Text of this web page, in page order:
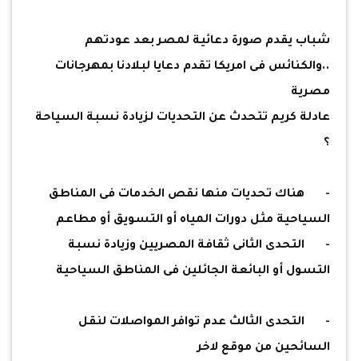
شباب يقدم صورة دعائية لمصر بعد عودتهم
..والكنائس فى امريكا تقدم دعايا لبلادنا بمهرجانات
مصرية
عادلة كريم تتحدث عن التحديات لزيادة نسبة السياحة
؟
-
هناك تحديات منها نقص الخدمات فى المناطق
السياحية مثل دورات المياه أو التسويق أو مطاعم
-
التحدى الثانى ثقافة المصريين وزيادة نسبة
التسول أو البائعة الجائلين فى المناطق السياحية
-
التحدى الثالث عدم توافر المواصلات لنقل
السائحين من موقع لاخر